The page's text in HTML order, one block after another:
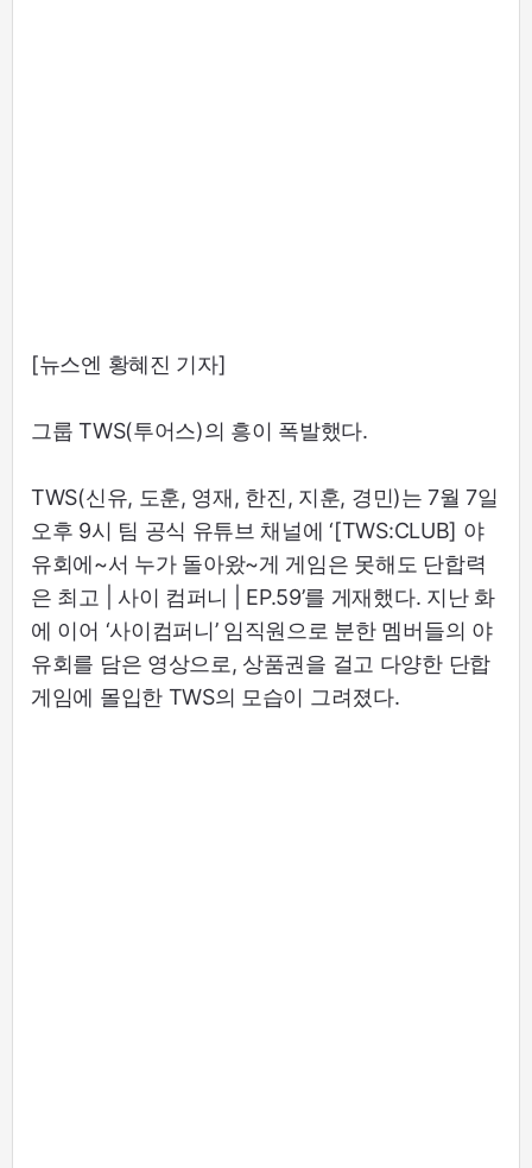
[뉴스엔 황혜진 기자]
그룹 TWS(투어스)의 흥이 폭발했다.
TWS(신유, 도훈, 영재, 한진, 지훈, 경민)는 7월 7일
오후 9시 팀 공식 유튜브 채널에 ‘[TWS:CLUB] 야
유회에~서 누가 돌아왔~게 게임은 못해도 단합력
은 최고 | 사이 컴퍼니 | EP.59’를 게재했다. 지난 화
에 이어 ‘사이컴퍼니’ 임직원으로 분한 멤버들의 야
유회를 담은 영상으로, 상품권을 걸고 다양한 단합
게임에 몰입한 TWS의 모습이 그려졌다.